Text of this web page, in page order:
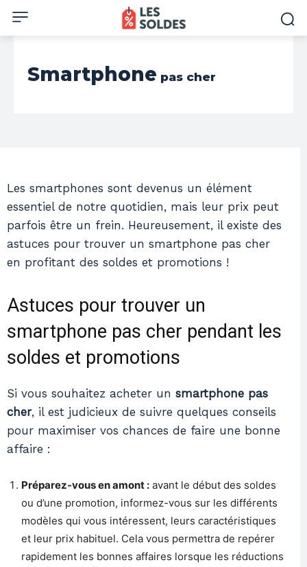
Smartphone pas cher
Les smartphones sont devenus un élément
essentiel de notre quotidien, mais leur prix peut
parfois être un frein. Heureusement, il existe des
astuces pour trouver un smartphone pas cher
en profitant des soldes et promotions !
Astuces pour trouver un
smartphone pas cher pendant les
soldes et promotions
Si vous souhaitez acheter un smartphone pas
cher, il est judicieux de suivre quelques conseils
pour maximiser vos chances de faire une bonne
affaire :
Préparez-vous en amont : avant le début des soldes
ou d’une promotion, informez-vous sur les différents
modèles qui vous intéressent, leurs caractéristiques
et leur prix habituel. Cela vous permettra de repérer
rapidement les bonnes affaires lorsque les réductions